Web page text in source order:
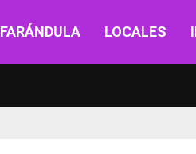
FARÁNDULA LOCALES